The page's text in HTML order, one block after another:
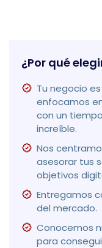
¿Por qué
Tu negocio
enfocamos
con un
increíble.
Nos
asesorar tus
objetivos
Entregamos
del mercado.
Conocemos
para